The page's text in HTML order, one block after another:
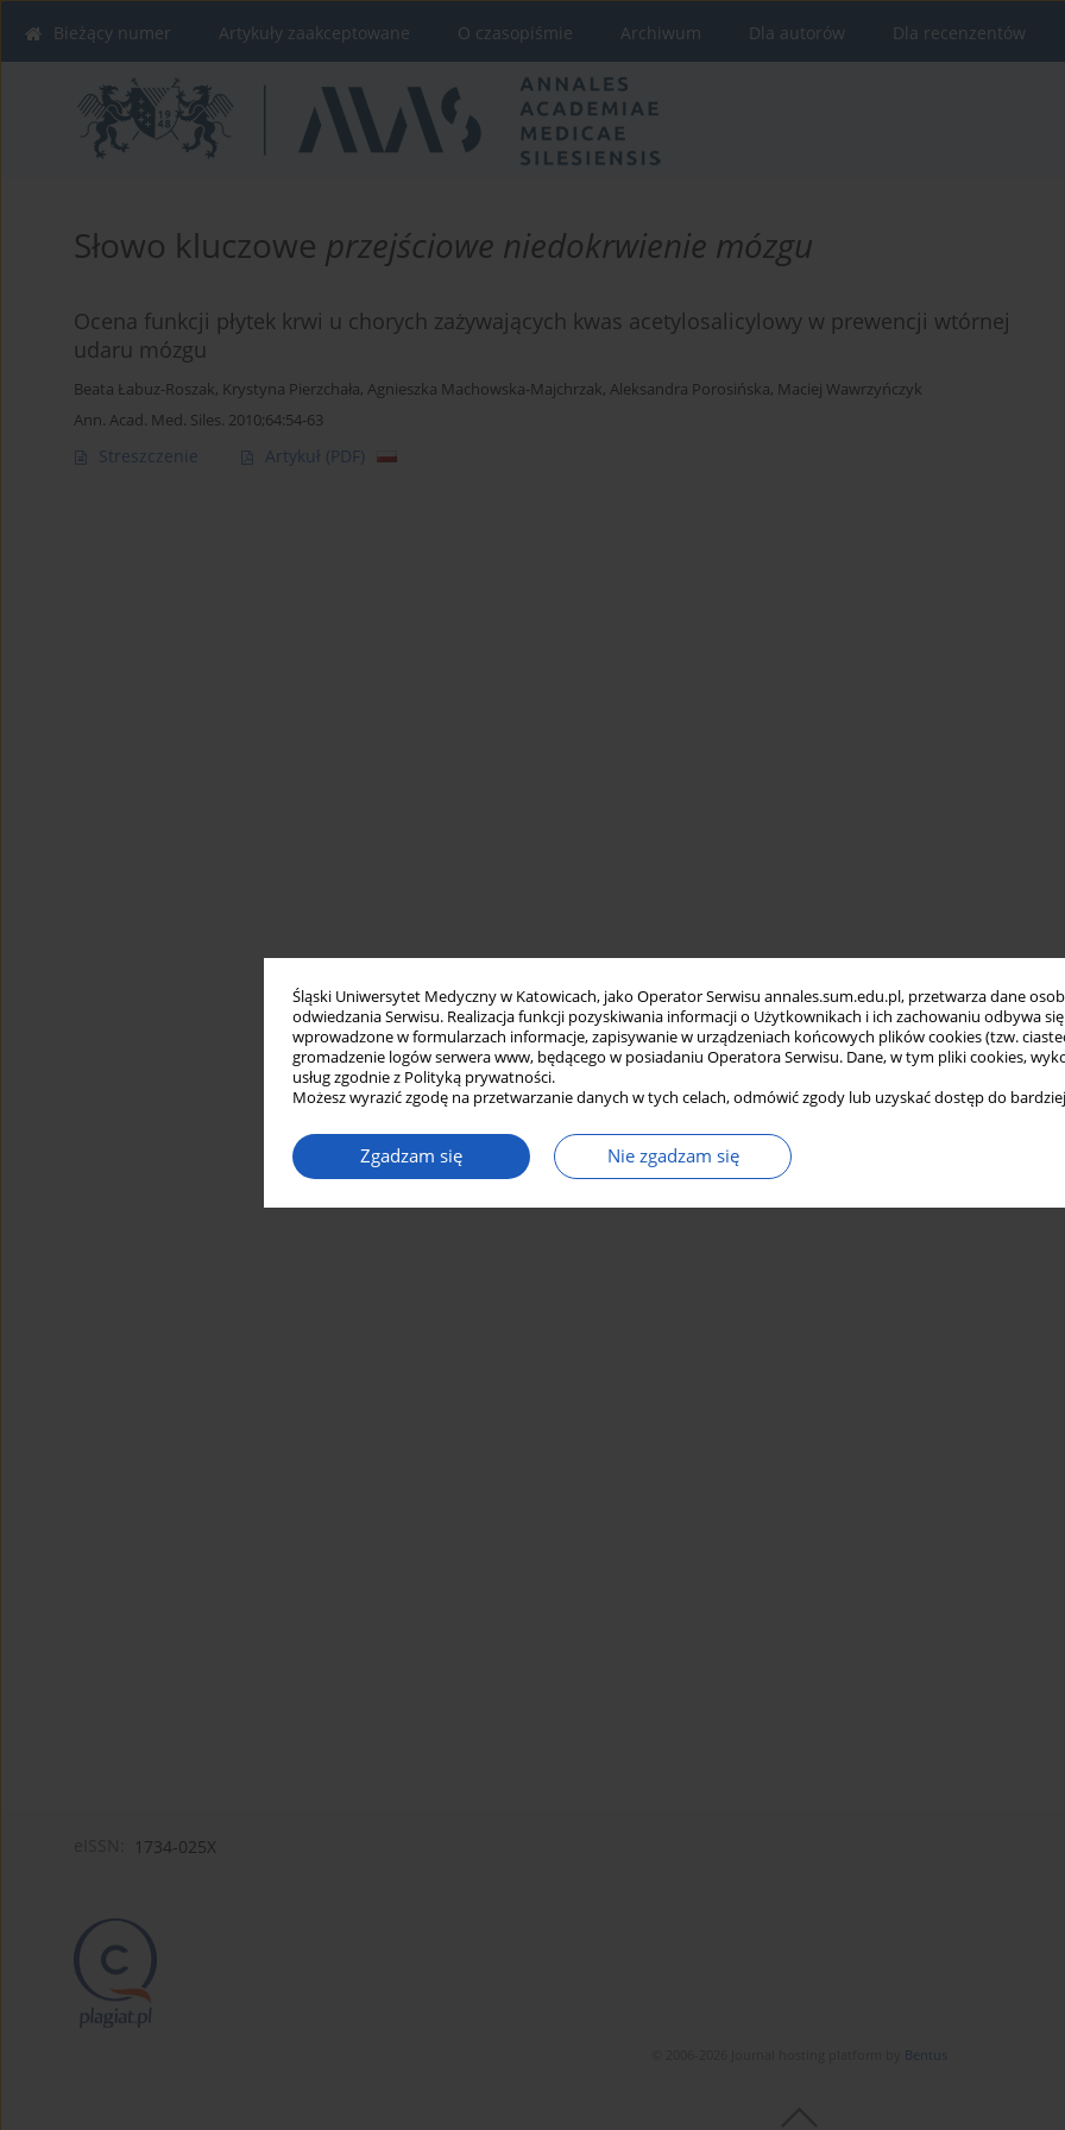
Śląski Uniwersytet Medyczny w Katowicach, jako Operator Serwisu annales.sum.edu.pl, przetwarza dane
odwiedzania Serwisu. Realizacja funkcji pozyskiwania informacji o Użytkownikach i ich zachowaniu odbywa
wprowadzone w formularzach informacje, zapisywanie w urządzeniach końcowych plików cookies (tzw.
gromadzenie logów serwera www, będącego w posiadaniu Operatora Serwisu. Dane, w tym pliki cookies,
usług zgodnie z Polityką prywatności.
Możesz wyrazić zgodę na przetwarzanie danych w tych celach, odmówić zgody lub uzyskać dostęp do
Zgadzam się Nie zgadzam się
Bieżący numer Artykuły zaakceptowane O czasopiśmie Archiwum Dla autorów Dla recenzentów
Słowo kluczowe przejściowe niedokrwienie mózgu
Ocena funkcji płytek krwi u chorych zażywających kwas acetylosalicylowy w prewencji wtórnej
udaru mózgu
Beata Łabuz-Roszak, Krystyna Pierzchała, Agnieszka Machowska-Majchrzak, Aleksandra Porosińska, Maciej Wawrzyńczyk
Ann. Acad. Med. Siles. 2010;64:54-63
Streszczenie Artykuł (PDF)
1734-025X
Bentus